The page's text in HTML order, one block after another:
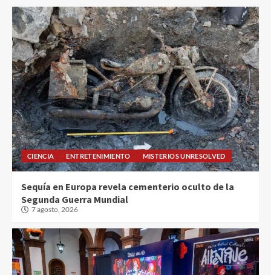
CIENCIA ENTRETENIMIENTO MISTERIOS UNRESOLVED
Sequía en Europa revela cementerio oculto de la
Segunda Guerra Mundial
7 agosto, 2026